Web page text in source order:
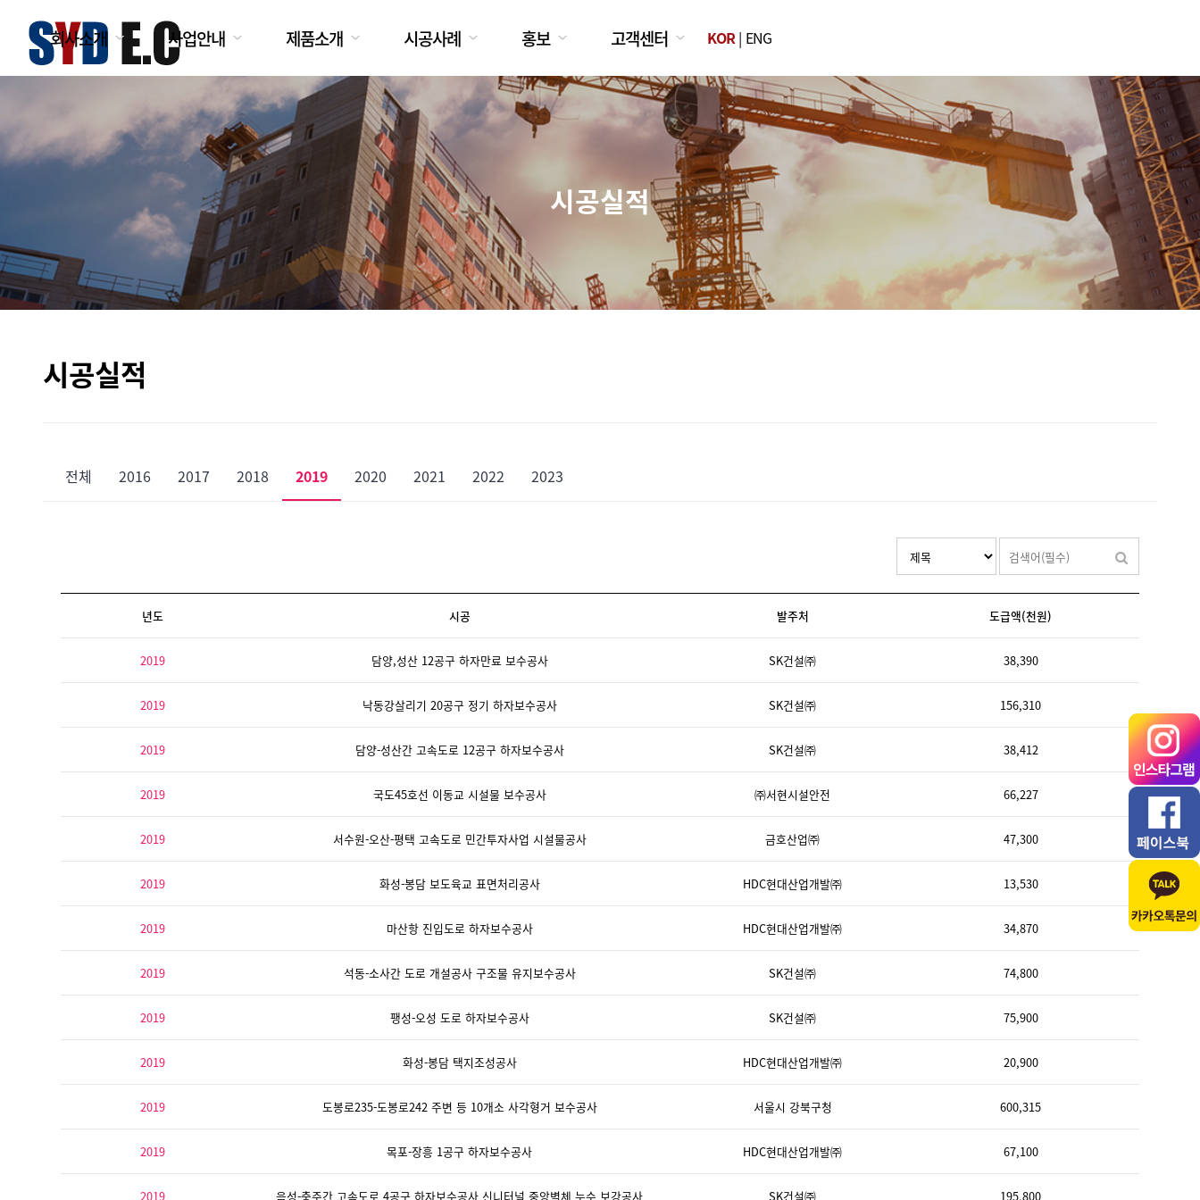
회사소개 사업안내 제품소개 시공사례 홍보 고객센터 KOR| ENG
시공실적
시공실적
전체 2016 2017 2018 2019 2020 2021 2022 2023
년도 시공 발주처 도급액(천원)
2019 담양,성산 12공구 하자만료 보수공사 SK건설㈜ 38,390
2019 낙동강살리기 20공구 정기 하자보수공사 SK건설㈜ 156,310
2019 담양-성산간 고속도로 12공구 하자보수공사 SK건설㈜ 38,412
2019 국도45호선 이동교 시설물 보수공사 ㈜서현시설안전 66,227
2019 서수원-오산-평택 고속도로 민간투자사업 시설물공사 금호산업㈜ 47,300
2019 화성-봉담 보도육교 표면처리공사 HDC현대산업개발㈜ 13,530
2019 마산항 진입도로 하자보수공사 HDC현대산업개발㈜ 34,870
2019 석동-소사간 도로 개설공사 구조물 유지보수공사 SK건설㈜ 74,800
2019 팽성-오성 도로 하자보수공사 SK건설㈜ 75,900
2019 화성-봉담 택지조성공사 HDC현대산업개발㈜ 20,900
2019 도봉로235-도봉로242 주변 등 10개소 사각형거 보수공사 서울시 강북구청 600,315
2019 목포-장흥 1공구 하자보수공사 HDC현대산업개발㈜ 67,100
2019 음성-충주간 고속도로 4공구 하자보수공사 신니터널 중앙벽체 누수 보강공사 SK건설㈜ 195,800